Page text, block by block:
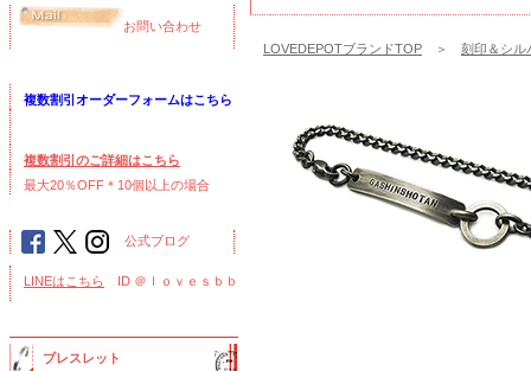
お問い合わせ
複数割引オーダーフォームはこちら
複数割引のご詳細はこちら
最大20％OFF＊10個以上の場合
公式ブログ
LINEはこちら ID ＠ｌｏｖｅｓｂｂ
ブレスレット
LOVEDEPOTブランドTOP ＞ 刻印＆シル